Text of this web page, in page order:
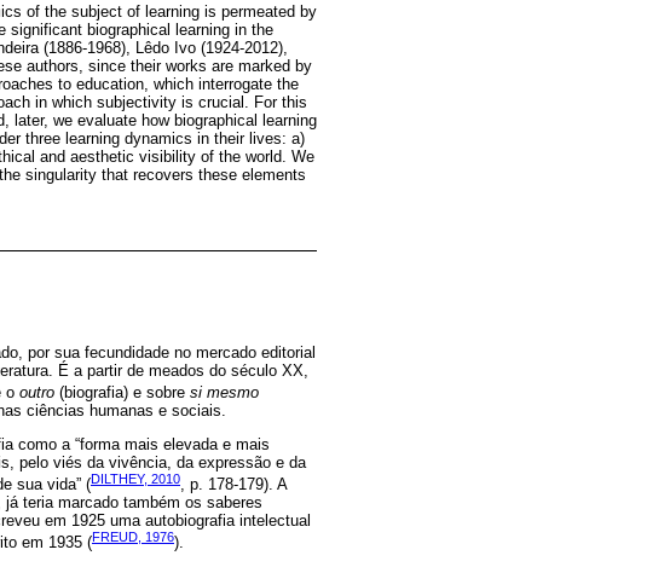
of the subject of learning is permeated by
biographical learning in the
(1886-1968), Lêdo Ivo (1924-2012),
authors, since their works are marked by
to education, which interrogate the
in which subjectivity is crucial. For this
later, we evaluate how biographical learning
three learning dynamics in their lives: a)
and aesthetic visibility of the world. We
singularity that recovers these elements
por sua fecundidade no mercado editorial
É a partir de meados do século XX,
o outro (biografia) e sobre si mesmo
ciências humanas e sociais.
como a “forma mais elevada e mais
pelo viés da vivência, da expressão e da
sua vida” (DILTHEY, 2010, p. 178-179). A
teria marcado também os saberes
em 1925 uma autobiografia intelectual
em 1935 (FREUD, 1976).